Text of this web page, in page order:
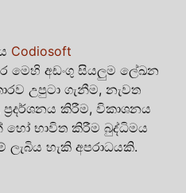
Codiosoft
මෙහි අඩංගු සියලුම ලේඛන
උපුටා ගැනීම, නැවත
ප්‍රදර්ශනය කිරීම, විකාශනය
භාවිත කිරීම බුද්ධිමය
හැකි අපරාධයකි.